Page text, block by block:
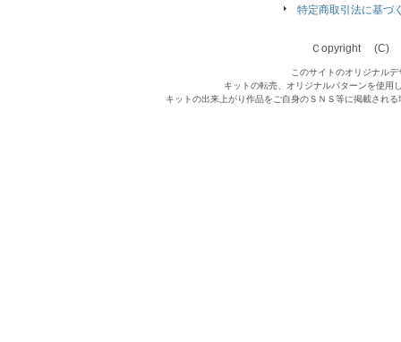
特定商取引法に基づ
Ｃopyright (C)
このサイトのオリジナル
キットの転売、オリジナルパターンを使用
キットの出来上がり作品をご自身のＳＮＳ等に掲載され